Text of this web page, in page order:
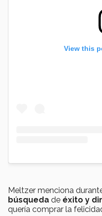
View this
Meltzer menciona
búsqueda de éxito y
quería comprar la